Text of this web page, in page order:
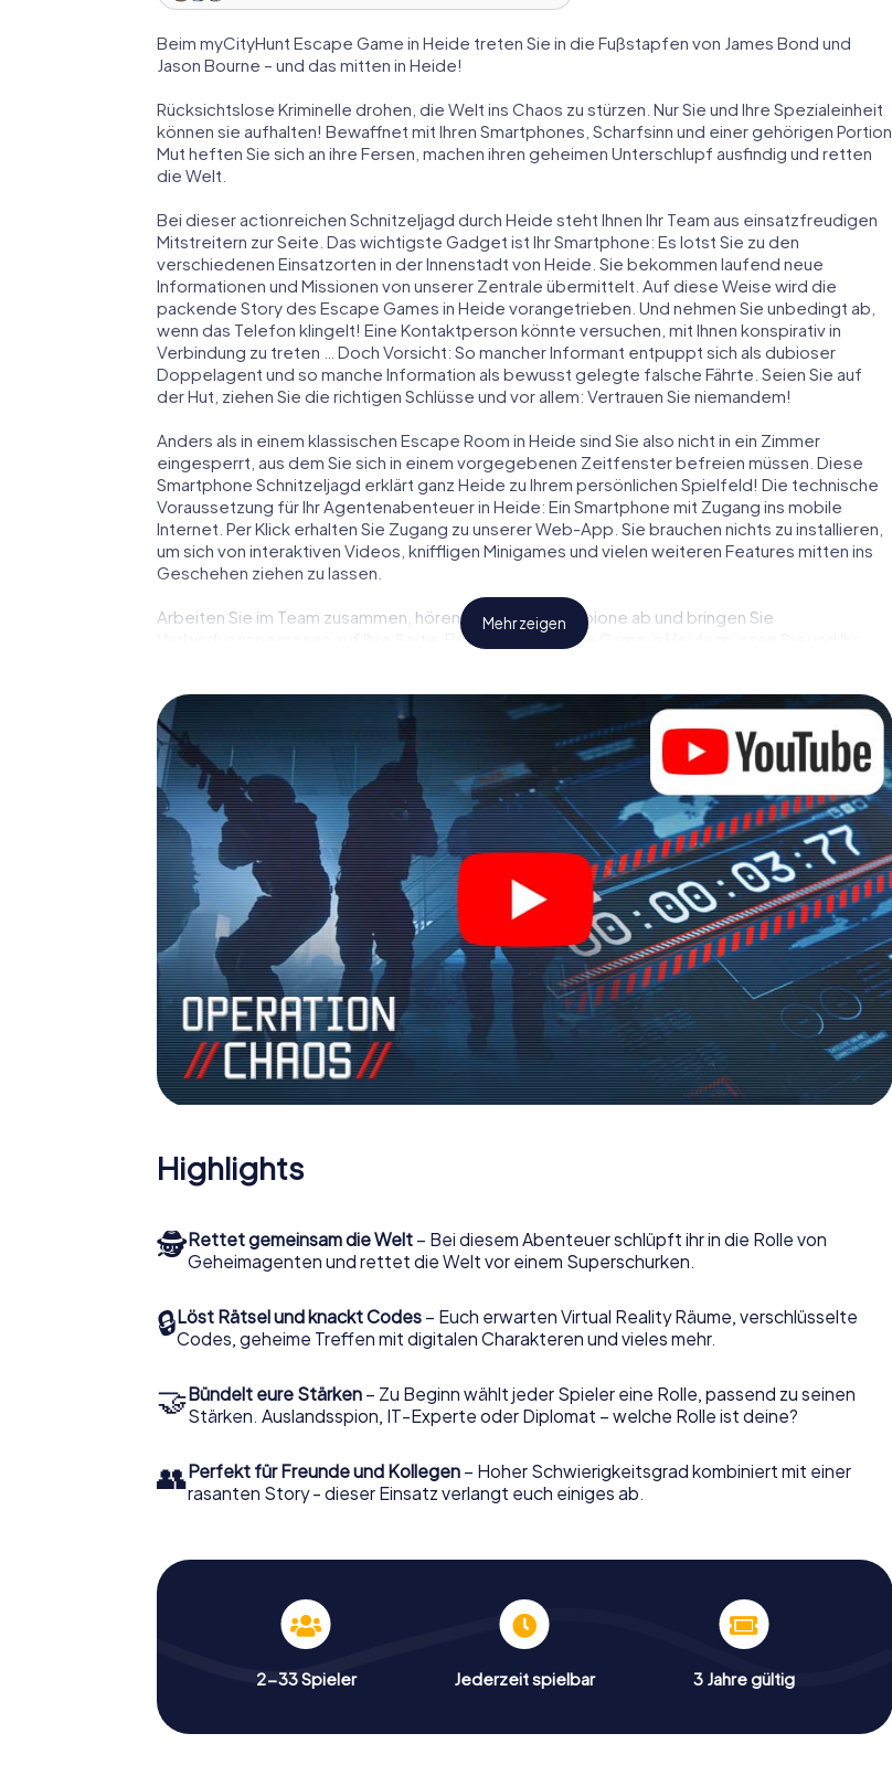
Beim myCityHunt Escape Game in Heide treten Sie in die Fußstapfen von James Bond und
Jason Bourne – und das mitten in Heide!
Rücksichtslose Kriminelle drohen, die Welt ins Chaos zu stürzen. Nur Sie und Ihre Spezialeinheit
können sie aufhalten! Bewaffnet mit Ihren Smartphones, Scharfsinn und einer gehörigen Portion
Mut heften Sie sich an ihre Fersen, machen ihren geheimen Unterschlupf ausfindig und retten
die Welt.
Bei dieser actionreichen Schnitzeljagd durch Heide steht Ihnen Ihr Team aus einsatzfreudigen
Mitstreitern zur Seite. Das wichtigste Gadget ist Ihr Smartphone: Es lotst Sie zu den
verschiedenen Einsatzorten in der Innenstadt von Heide. Sie bekommen laufend neue
Informationen und Missionen von unserer Zentrale übermittelt. Auf diese Weise wird die
packende Story des Escape Games in Heide vorangetrieben. Und nehmen Sie unbedingt ab,
wenn das Telefon klingelt! Eine Kontaktperson könnte versuchen, mit Ihnen konspirativ in
Verbindung zu treten … Doch Vorsicht: So mancher Informant entpuppt sich als dubioser
Doppelagent und so manche Information als bewusst gelegte falsche Fährte. Seien Sie auf
der Hut, ziehen Sie die richtigen Schlüsse und vor allem: Vertrauen Sie niemandem!
Anders als in einem klassischen Escape Room in Heide sind Sie also nicht in ein Zimmer
eingesperrt, aus dem Sie sich in einem vorgegebenen Zeitfenster befreien müssen. Diese
Smartphone Schnitzeljagd erklärt ganz Heide zu Ihrem persönlichen Spielfeld! Die technische
Voraussetzung für Ihr Agentenabenteuer in Heide: Ein Smartphone mit Zugang ins mobile
Internet. Per Klick erhalten Sie Zugang zu unserer Web-App. Sie brauchen nichts zu installieren,
um sich von interaktiven Videos, kniffligen Minigames und vielen weiteren Features mitten ins
Geschehen ziehen zu lassen.
Arbeiten Sie im Team zusammen, hören Sie feindliche Spione ab und bringen Sie
Verbindungspersonen auf Ihre Seite. Bei diesem Escape Game in Heide müssen Sie und Ihr
Team im Highscore von Heide und erhalten Zugang zu Ihrer ganz persönlichen Bildergalerie.
Das myCityHunt Escape Game macht Heide zu Ihrem ganz persönlichen Erlebnisspielplatz.
Holen Sie sich Ihre Tickets in die Welt der Spionage und Geheimagenten und verwandeln Sie
Heide in einen Outdoor Escape Room!
Mehr zeigen
Highlights
🕵Rettet gemeinsam die Welt – Bei diesem Abenteuer schlüpft ihr in die Rolle von
Geheimagenten und rettet die Welt vor einem Superschurken.
🔒Löst Rätsel und knackt Codes – Euch erwarten Virtual Reality Räume, verschlüsselte
Codes, geheime Treffen mit digitalen Charakteren und vieles mehr.
🤝Bündelt eure Stärken – Zu Beginn wählt jeder Spieler eine Rolle, passend zu seinen
Stärken. Auslandsspion, IT-Experte oder Diplomat – welche Rolle ist deine?
👥Perfekt für Freunde und Kollegen – Hoher Schwierigkeitsgrad kombiniert mit einer
rasanten Story - dieser Einsatz verlangt euch einiges ab.
2-33 Spieler Jederzeit spielbar 3 Jahre gültig